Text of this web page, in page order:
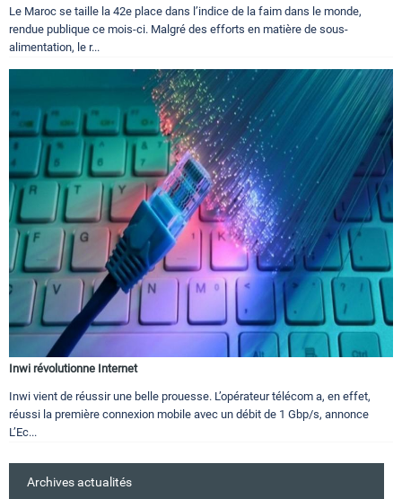
Le Maroc se taille la 42e place dans l’indice de la faim dans le monde,
rendue publique ce mois-ci. Malgré des efforts en matière de sous-
alimentation, le r...
Inwi révolutionne Internet
Inwi vient de réussir une belle prouesse. L’opérateur télécom a, en effet,
réussi la première connexion mobile avec un débit de 1 Gbp/s, annonce
L’Ec...
Archives actualités